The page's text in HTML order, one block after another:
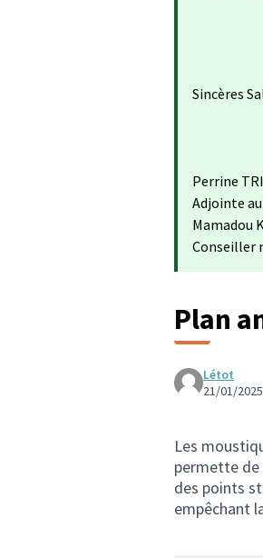
Sincères
Perrine
Adjointe
Mamadou
Conseiller
Plan
Létot
21/01/
Les
permette de
des points
empêchant